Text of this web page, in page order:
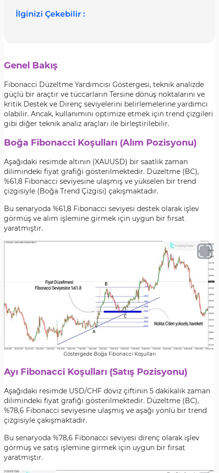
İlginizi Çekebilir :
Genel Bakış
Fibonacci Düzeltme Yardımcısı Göstergesi, teknik analizde
güçlü bir araçtır ve tüccarların Tersine dönüş noktalarını ve
kritik Destek ve Direnç seviyelerini belirlemelerine yardımcı
olabilir. Ancak, kullanımını optimize etmek için trend çizgileri
gibi diğer teknik analiz araçları ile birleştirilebilir.
Boğa Fibonacci Koşulları (Alım Pozisyonu)
Aşağıdaki resimde altının (XAUUSD) bir saatlik zaman
dilimindeki fiyat grafiği gösterilmektedir. Düzeltme (BC),
%61,8 Fibonacci seviyesine ulaşmış ve yükselen bir trend
çizgisiyle (Boğa Trend Çizgisi) çakışmaktadır.
Bu senaryoda %61,8 Fibonacci seviyesi destek olarak işlev
görmüş ve alım işlemine girmek için uygun bir fırsat
yaratmıştır.
Göstergede Boğa Fibonacci Koşulları
Ayı Fibonacci Koşulları (Satış Pozisyonu)
Aşağıdaki resimde USD/CHF döviz çiftinin 5 dakikalık zaman
dilimindeki fiyat grafiği gösterilmektedir. Düzeltme (BC),
%78,6 Fibonacci seviyesine ulaşmış ve aşağı yönlü bir trend
çizgisiyle çakışmaktadır.
Bu senaryoda %78,6 Fibonacci seviyesi direnç olarak işlev
görmüş ve satış işlemine girmek için uygun bir fırsat
yaratmıştır.